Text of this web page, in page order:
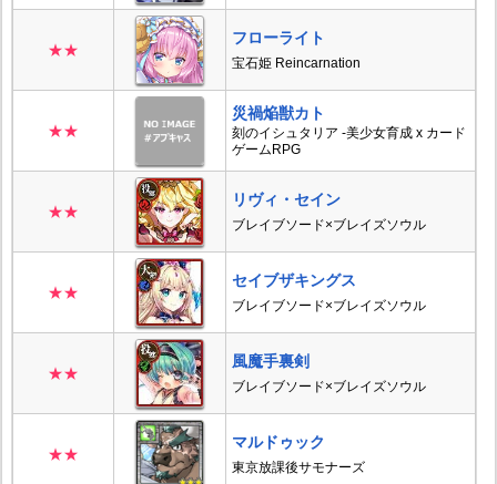
★★
フローライト
宝石姫 Reincarnation
★★
災禍焔獣カト
刻のイシュタリア -美少女育成 x カード
ゲームRPG
★★
リヴィ・セイン
ブレイブソード×ブレイズソウル
★★
セイブザキングス
ブレイブソード×ブレイズソウル
★★
風魔手裏剣
ブレイブソード×ブレイズソウル
★★
マルドゥック
東京放課後サモナーズ